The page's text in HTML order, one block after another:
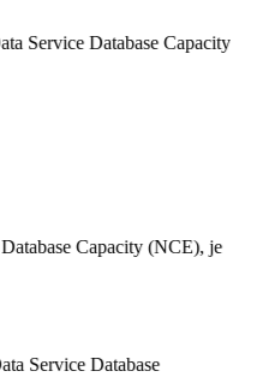
Service Database Capacity
Capacity (NCE), je
Service Database